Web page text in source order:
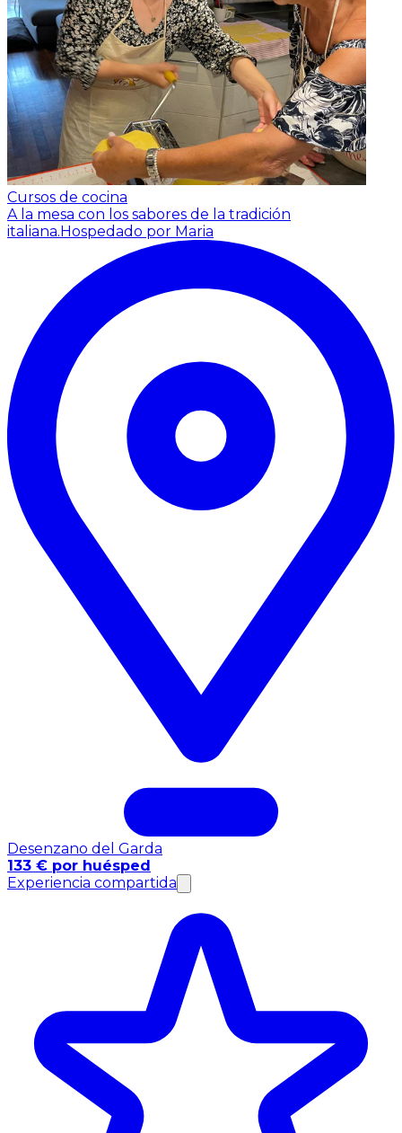
Cursos de cocina
A la mesa con los sabores de la tradición
italiana. Hospedado por Maria
Desenzano del Garda
133 € por huésped
Experiencia compartida